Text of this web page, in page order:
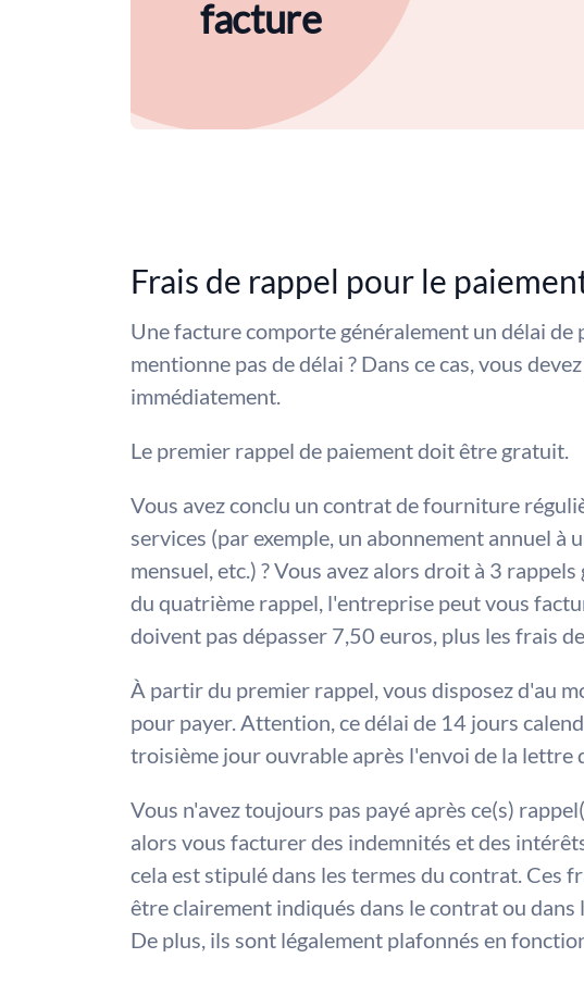
facture
Frais de rappel pour le
Une facture comporte généralement un délai de
mentionne pas de délai ? Dans ce cas, vous
immédiatement.
Le premier rappel de paiement doit être gratuit.
Vous avez conclu un contrat de fourniture
services (par exemple, un abonnement annuel à
mensuel, etc.) ? Vous avez alors droit à 3
du quatrième rappel, l'entreprise peut vous
doivent pas dépasser 7,50 euros, plus les frais
À partir du premier rappel, vous disposez d'au
pour payer. Attention, ce délai de 14 jours
troisième jour ouvrable après l'envoi de la lettre
Vous n'avez toujours pas payé après ce(s)
alors vous facturer des indemnités et des
cela est stipulé dans les termes du contrat. Ces
être clairement indiqués dans le contrat ou dans
De plus, ils sont légalement plafonnés en